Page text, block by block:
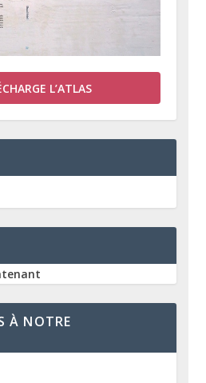
L’ATLAS
À NOTRE